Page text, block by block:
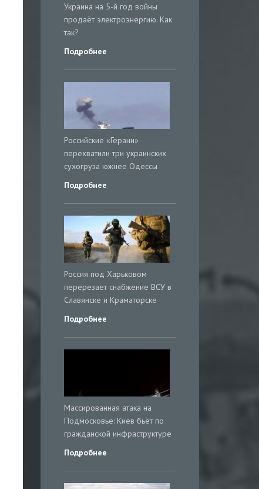
Украина на 5-й год войны
продаёт электроэнергию. Как
так?
Подробнее
Российские «Герани»
перехватили три украинских
сухогруза южнее Одессы
Подробнее
Россия под Харьковом
перерезает снабжение ВСУ в
Славянске и Краматорске
Подробнее
Массированная атака на
Подмосковье: Киев бьёт по
гражданской инфраструктуре
Подробнее